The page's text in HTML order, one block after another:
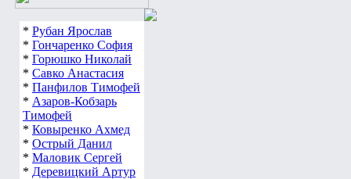
* Рубан Ярослав
* Гончаренко София
* Горюшко Николай
* Савко Анастасия
* Панфилов Тимофей
* Азаров-Кобзарь
Тимофей
* Ковыренко Ахмед
* Острый Данил
* Маловик Сергей
* Деревицкий Артур